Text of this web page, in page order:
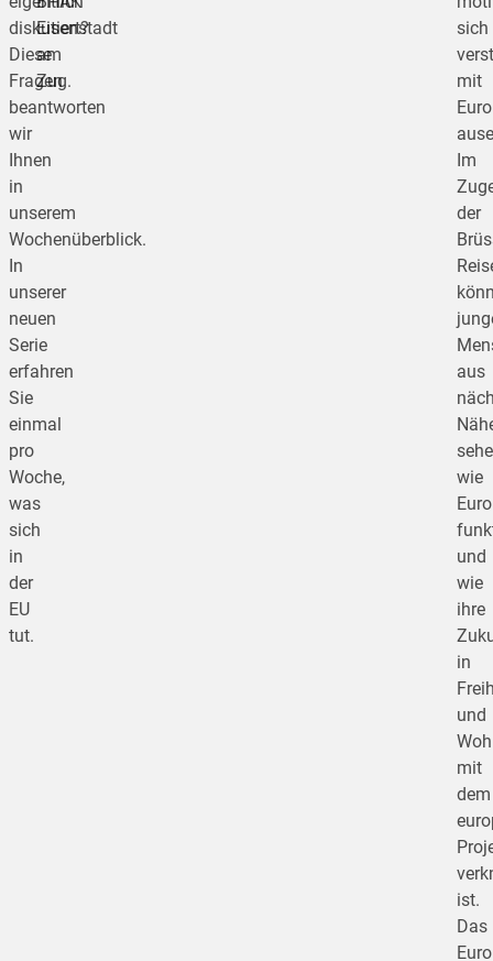
diskutiert?
Diese
Fragen
beantworten
wir
Ihnen
in
unserem
Wochenüberblick.
In
unserer
neuen
Serie
erfahren
Sie
einmal
pro
Woche,
was
sich
in
der
EU
tut.
Eisenstadt
am
Zug.
sich
mit
Im
der
aus
wie
und
wie
ihre
in
und
mit
dem
ist.
Das